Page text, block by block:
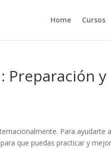
Home Cursos
Preparación
Para ayudarte
que puedas practicar y